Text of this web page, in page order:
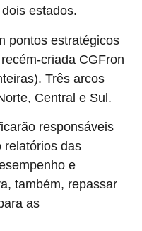
estados.
pontos estratégicos
criada CGFron
Três arcos
Central e Sul.
responsáveis
relatórios das
e
também, repassar
as